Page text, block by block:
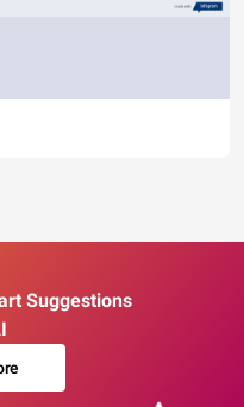
Suggestions